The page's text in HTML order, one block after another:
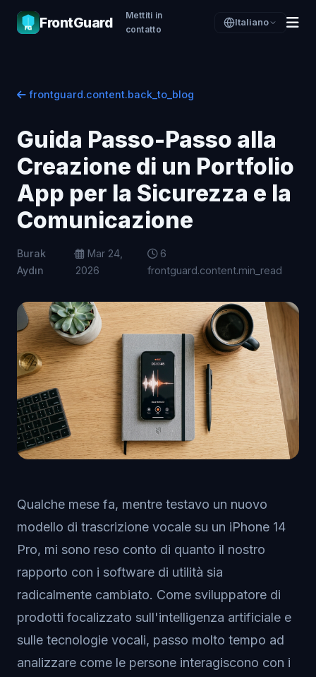
FrontGuard
Mettiti in
contatto
Italiano
frontguard.content.back_to_blog
Guida Passo-Passo alla
Creazione di un Portfolio
App per la Sicurezza e la
Comunicazione
Burak
Aydın
·
Mar 24,
2026
6
frontguard.content.min_read
Qualche mese fa, mentre testavo un nuovo
modello di trascrizione vocale su un iPhone 14
Pro, mi sono reso conto di quanto il nostro
rapporto con i software di utilità sia
radicalmente cambiato. Come sviluppatore di
prodotti focalizzato sull'intelligenza artificiale e
sulle tecnologie vocali, passo molto tempo ad
analizzare come le persone interagiscono con i